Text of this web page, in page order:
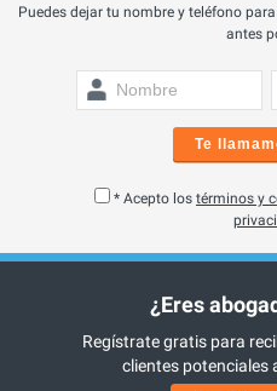
Puedes dejar tu nombre y teléfono
antes
Te
* Acepto los términos y
¿Eres
Regístrate gratis para
clientes potenciales